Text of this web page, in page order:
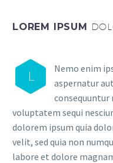
LOREM IPSUM
L
Nemo enim
aspernatur
consequuntur
voluptatem sequi
dolorem ipsum quia
velit, sed quia non
labore et dolore